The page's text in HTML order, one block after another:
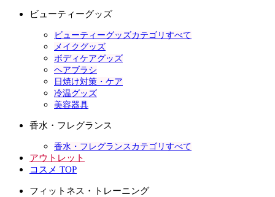
ビューティーグッズ
ビューティーグッズカテゴリすべて
メイクグッズ
ボディケアグッズ
ヘアブラシ
日焼け対策・ケア
冷温グッズ
美容器具
香水・フレグランス
香水・フレグランスカテゴリすべて
アウトレット
コスメ TOP
フィットネス・トレーニング